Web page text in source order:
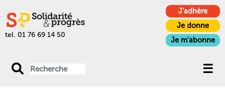
tel. 01 76 69 14 50
J'adhère
Je donne
Je m'abonne